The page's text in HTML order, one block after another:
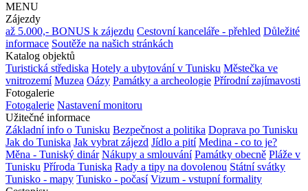
MENU
Zájezdy
až 5.000,- BONUS k zájezdu Cestovní kanceláře - přehled Důležité
informace Soutěže na našich stránkách
Katalog objektů
Turistická střediska Hotely a ubytování v Tunisku Městečka ve
vnitrozemí Muzea Oázy Památky a archeologie Přírodní zajímavosti
Fotogalerie
Fotogalerie Nastavení monitoru
Užitečné informace
Základní info o Tunisku Bezpečnost a politika Doprava po Tunisku
Jak do Tuniska Jak vybrat zájezd Jídlo a pití Medina - co to je?
Měna - Tuniský dinár Nákupy a smlouvání Památky obecně Pláže v
Tunisku Příroda Tuniska Rady a tipy na dovolenou Státní svátky
Tunisko - mapy Tunisko - počasí Vizum - vstupní formality